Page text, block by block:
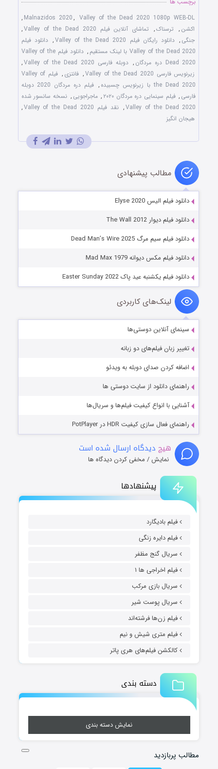
پیشنهادها
فیلم بادیگارد
فیلم دایره زنگی
سریال گنج مظفر
فیلم اخراجی ها ۱
سریال بازی مرکب
سریال پوست شیر
فیلم زن‌ها فرشته‌اند
فیلم متری شیش و نیم
کالکشن فیلم‌های هری پاتر
دسته بندی
نمایش دسته بندی
مطالب پربازدید
Malnazidos 2020, Valley of the Dead 2020 1080p WEB-DL
,
اکشن , ترسناک, تماشای آنلاین فیلم Valley of the Dead 2020
,
جنگی , دانلود رایگان فیلم Valley of the Dead 2020 , دانلود فیلم
Valley of the Dead 2020 با لینک مستقیم
,
دانلود فیلم Valley of the
Dead 2020 دره مردگان
, دوبله فارسی Valley of the Dead 2020
,
زیرنویس فارسی Valley of the Dead 2020
, فانتزی ,
فیلم Valley of
the Dead 2020 با زیرنویس چسبیده
,
فیلم دره مردگان 2020 دوبله
فارسی , فیلم سینمایی دره مردگان ۲۰۲۰ , ماجراجویی , نسخه سانسور شده
Valley of the Dead 2020
, نقد فیلم Valley of the Dead 2020
,
هیجان انگیز
مطالب پیشنهادی
دانلود فیلم الیس Elyse 2020
دانلود فیلم دیوار The Wall 2012
دانلود فیلم سیم مرگ Dead Man’s Wire 2025
دانلود فیلم مکس دیوانه Mad Max 1979
دانلود فیلم یکشنبه عید پاک Easter Sunday 2022
لینک‌های کاربردی
سینمای آنلاین دوستی‌ها
تغییر زبان فیلم‌های دو زبانه
اضافه کردن صدای دوبله به ویدئو
راهنمای دانلود از سایت دوستی ها
آشنایی با انواع کیفیت فیلم‌ها و سریال‌ها
راهنمای فعال سازی کیفیت HDR در PotPlayer
هیچ دیدگاه ارسال شده است
نمایش / مخفی کردن دیدگاه ها